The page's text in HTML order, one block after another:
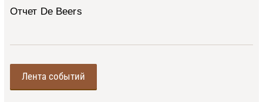
Отчет De Beers
Лента событий